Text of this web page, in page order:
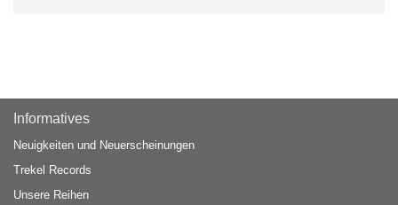
Informatives
Neuigkeiten und Neuerscheinungen
Trekel Records
Unsere Reihen